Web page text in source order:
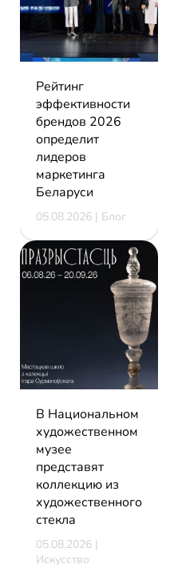
Рейтинг
эффективности
брендов 2026
определит
лидеров
маркетинга
Беларуси
05.08.2026 | Блог
В Национальном
художественном
музее
представят
коллекцию из
художественного
стекла
05.08.2026 |
Искусство